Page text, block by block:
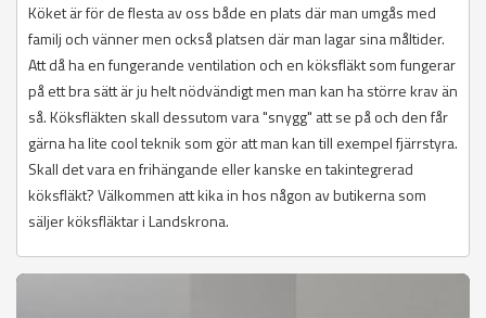
Köket är för de flesta av oss både en plats där man umgås med
familj och vänner men också platsen där man lagar sina måltider.
Att då ha en fungerande ventilation och en köksfläkt som fungerar
på ett bra sätt är ju helt nödvändigt men man kan ha större krav än
så. Köksfläkten skall dessutom vara "snygg" att se på och den får
gärna ha lite cool teknik som gör att man kan till exempel fjärrstyra.
Skall det vara en frihängande eller kanske en takintegrerad
köksfläkt? Välkommen att kika in hos någon av butikerna som
säljer köksfläktar i Landskrona.